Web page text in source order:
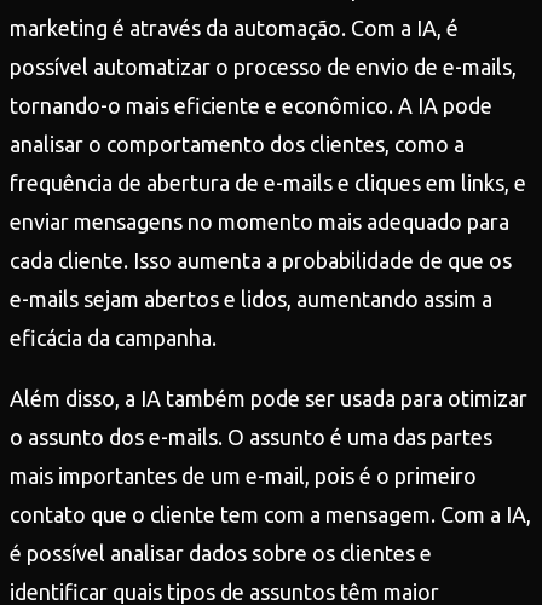
marketing é através da automação. Com a IA, é
possível automatizar o processo de envio de e-mails,
tornando-o mais eficiente e econômico. A IA pode
analisar o comportamento dos clientes, como a
frequência de abertura de e-mails e cliques em links, e
enviar mensagens no momento mais adequado para
cada cliente. Isso aumenta a probabilidade de que os
e-mails sejam abertos e lidos, aumentando assim a
eficácia da campanha.
Além disso, a IA também pode ser usada para otimizar
o assunto dos e-mails. O assunto é uma das partes
mais importantes de um e-mail, pois é o primeiro
contato que o cliente tem com a mensagem. Com a IA,
é possível analisar dados sobre os clientes e
identificar quais tipos de assuntos têm maior